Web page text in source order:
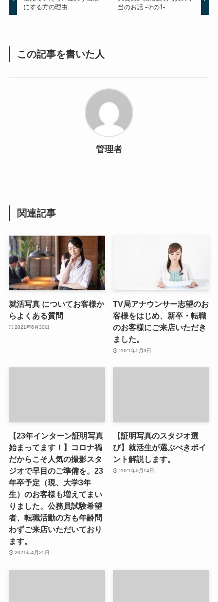
にする方の理由
当のお話 -その1-
この記事を書いた人
管理者
関連記事
就活写真 についてお客様か
らよくある質問
2021年6月30日
TV局アナウンサー志望のお
客様をはじめ、新卒・転職
のお客様にご来店いただき
ました。
2021年5月3日
【23年インターン証明写真
始まってます！】コロナ禍
だからこそ人気の撮影スタ
ジオで早目のご準備を。23
年卒予定（現、大学3年
生）のお客様も増えてまい
りました。公務員試験希望
者、転職活動の方も年齢問
わずご来店いただいており
ます。
2021年4月25日
【証明写真のスタジオ選
び】就活生が選ぶべきポイ
ント解説します。
2021年2月14日